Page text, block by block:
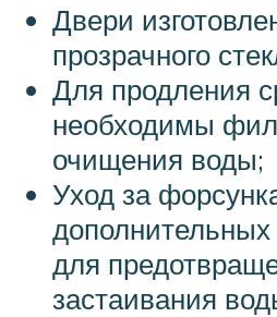
Двери
прозрачного
Для продления
необходимы
очищения воды;
Уход за
для
застаивания